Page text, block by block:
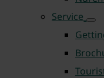
Service